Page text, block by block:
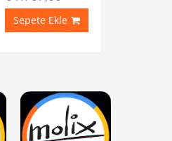
Sepete Ekle